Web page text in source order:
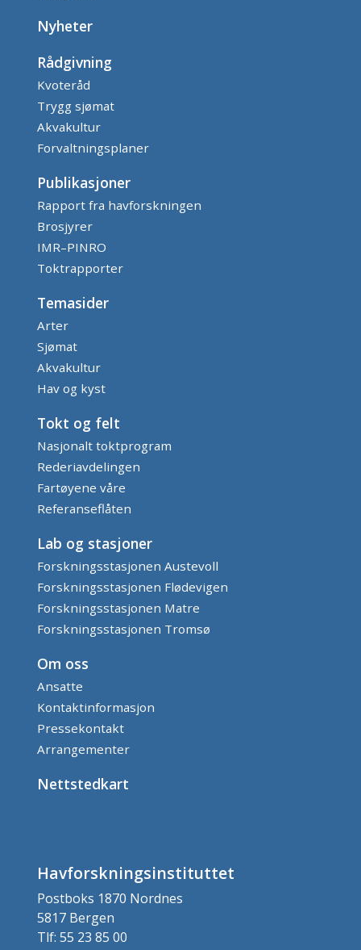
Nyheter
Rådgivning
Kvoteråd
Trygg sjømat
Akvakultur
Forvaltningsplaner
Publikasjoner
Rapport fra havforskningen
Brosjyrer
IMR–PINRO
Toktrapporter
Temasider
Arter
Sjømat
Akvakultur
Hav og kyst
Tokt og felt
Nasjonalt toktprogram
Rederiavdelingen
Fartøyene våre
Referanseflåten
Lab og stasjoner
Forskningsstasjonen Austevoll
Forskningsstasjonen Flødevigen
Forskningsstasjonen Matre
Forskningsstasjonen Tromsø
Om oss
Ansatte
Kontaktinformasjon
Pressekontakt
Arrangementer
Nettstedkart
Havforskningsinstituttet
Postboks 1870 Nordnes
5817 Bergen
Tlf: 55 23 85 00